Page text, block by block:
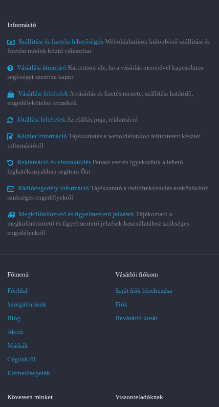
Információ
Szállítási és fizetési lehetőségek Weboldalunkon különböző szállítási és
fizetési módok közül választhat.
Vásárlási útmutató Kattintson ide, ha a vásárlás menetével kapcsolatos
segítséget szeretne kapni.
Vásárlási feltételekA vásárlás és fizetés menete, szállítási határidő,
engedélyköteles termékek
Jótállási feltételekAz elállás joga, reklamáció
Készlet információ Tájékoztatás a weboldalunkon feltüntetett készlet
információról
Reklamáció és visszaküldés Panasz esetén igyekszünk a lehető
leghatékonyabban segíteni Önt.
Rádióengedély információ Tájékoztató a rádiófrekvenciás eszközökhöz
szükséges engedélyekről
Megkülönböztető és figyelmeztető jelzések Tájékoztató a
megkülönböztető és figyelmeztető jelzések használatához szükséges
engedélyekről
Főmenü
Főoldal
Szolgáltatások
Blog
Akció
Márkák
Cégünkről
Elérhetőségeink
Vásárlói fiókom
Saját fiók létrehozása
Fiók
Bevásárló kosár
Kövessen minket Viszonteladóknak